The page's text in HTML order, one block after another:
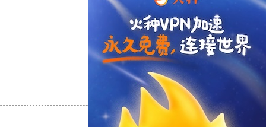
支持 [0] 反对 [0]
支持